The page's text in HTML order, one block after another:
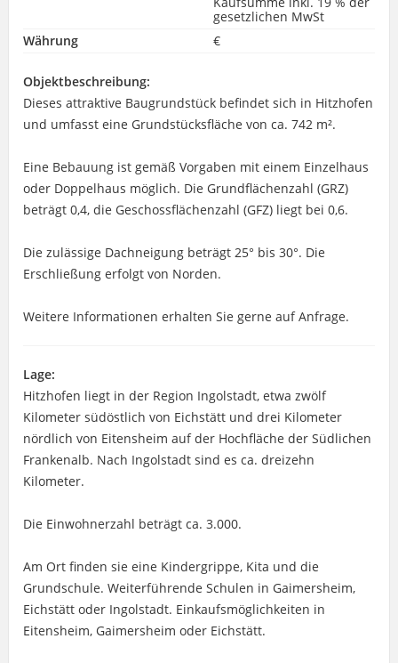
gesetzlichen MwSt
Währung
€
Objektbeschreibung:
Dieses attraktive Baugrundstück befindet sich in Hitzhofen
und umfasst eine Grundstücksfläche von ca. 742 m².
Eine Bebauung ist gemäß Vorgaben mit einem Einzelhaus
oder Doppelhaus möglich. Die Grundflächenzahl (GRZ)
beträgt 0,4, die Geschossflächenzahl (GFZ) liegt bei 0,6.
Die zulässige Dachneigung beträgt 25° bis 30°. Die
Erschließung erfolgt von Norden.
Weitere Informationen erhalten Sie gerne auf Anfrage.
Lage:
Hitzhofen liegt in der Region Ingolstadt, etwa zwölf
Kilometer südöstlich von Eichstätt und drei Kilometer
nördlich von Eitensheim auf der Hochfläche der Südlichen
Frankenalb. Nach Ingolstadt sind es ca. dreizehn
Kilometer.
Die Einwohnerzahl beträgt ca. 3.000.
Am Ort finden sie eine Kindergrippe, Kita und die
Grundschule. Weiterführende Schulen in Gaimersheim,
Eichstätt oder Ingolstadt. Einkaufsmöglichkeiten in
Eitensheim, Gaimersheim oder Eichstätt.